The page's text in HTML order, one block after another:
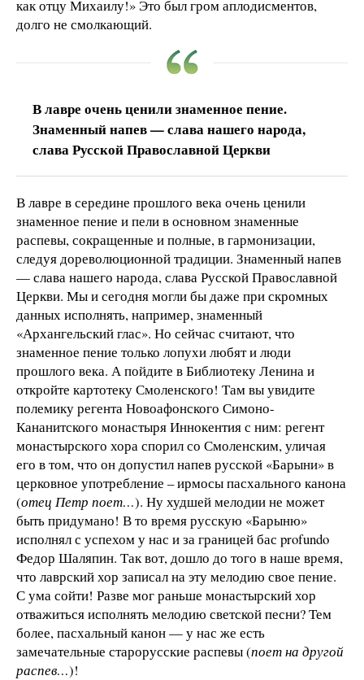
как отцу Михаилу!» Это был гром аплодисментов,
долго не смолкающий.
В лавре очень ценили знаменное пение.
Знаменный напев — слава нашего народа,
слава Русской Православной Церкви
В лавре в середине прошлого века очень ценили
знаменное пение и пели в основном знаменные
распевы, сокращенные и полные, в гармонизации,
следуя дореволюционной традиции. Знаменный напев
— слава нашего народа, слава Русской Православной
Церкви. Мы и сегодня могли бы даже при скромных
данных исполнять, например, знаменный
«Архангельский глас». Но сейчас считают, что
знаменное пение только лопухи любят и люди
прошлого века. А пойдите в Библиотеку Ленина и
откройте картотеку Смоленского! Там вы увидите
полемику регента Новоафонского Симоно-
Кананитского монастыря Иннокентия с ним: регент
монастырского хора спорил со Смоленским, уличая
его в том, что он допустил напев русской «Барыни» в
церковное употребление – ирмосы пасхального канона
(отец Петр поет…). Ну худшей мелодии не может
быть придумано! В то время русскую «Барыню»
исполнял с успехом у нас и за границей бас profundo
Федор Шаляпин. Так вот, дошло до того в наше время,
что лаврский хор записал на эту мелодию свое пение.
С ума сойти! Разве мог раньше монастырский хор
отважиться исполнять мелодию светской песни? Тем
более, пасхальный канон — у нас же есть
замечательные старорусские распевы (поет на другой
распев…)!